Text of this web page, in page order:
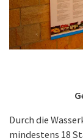
Durch die
mindestens 18